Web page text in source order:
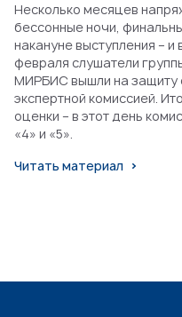
Несколько месяцев
бессонные ночи,
накануне выступления – и
февраля слушатели
МИРБИС вышли на защиту
экспертной комиссией.
оценки – в этот день
«4» и «5».
Читать материал